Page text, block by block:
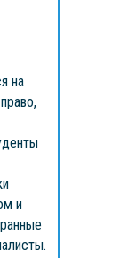
₽
на
и